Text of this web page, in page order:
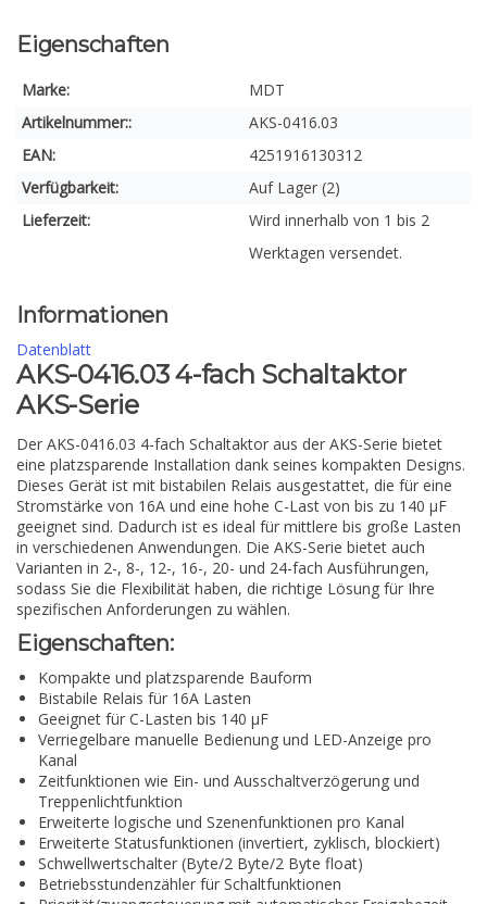
Eigenschaften
Marke:
MDT
Artikelnummer::
AKS-0416.03
EAN:
4251916130312
Verfügbarkeit:
Auf Lager (2)
Lieferzeit:
Wird innerhalb von 1 bis 2
Werktagen versendet.
Informationen
Datenblatt
AKS-0416.03 4-fach Schaltaktor
AKS-Serie
Der AKS-0416.03 4-fach Schaltaktor aus der AKS-Serie bietet
eine platzsparende Installation dank seines kompakten Designs.
Dieses Gerät ist mit bistabilen Relais ausgestattet, die für eine
Stromstärke von 16A und eine hohe C-Last von bis zu 140 µF
geeignet sind. Dadurch ist es ideal für mittlere bis große Lasten
in verschiedenen Anwendungen. Die AKS-Serie bietet auch
Varianten in 2-, 8-, 12-, 16-, 20- und 24-fach Ausführungen,
sodass Sie die Flexibilität haben, die richtige Lösung für Ihre
spezifischen Anforderungen zu wählen.
Eigenschaften:
Kompakte und platzsparende Bauform
Bistabile Relais für 16A Lasten
Geeignet für C-Lasten bis 140 µF
Verriegelbare manuelle Bedienung und LED-Anzeige pro
Kanal
Zeitfunktionen wie Ein- und Ausschaltverzögerung und
Treppenlichtfunktion
Erweiterte logische und Szenenfunktionen pro Kanal
Erweiterte Statusfunktionen (invertiert, zyklisch, blockiert)
Schwellwertschalter (Byte/2 Byte/2 Byte float)
Betriebsstundenzähler für Schaltfunktionen